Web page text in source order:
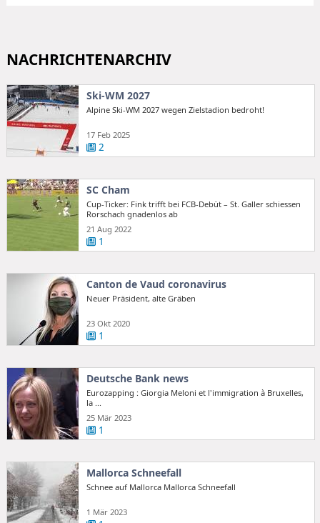
NACHRICHTENARCHIV
Ski-WM 2027
Alpine Ski-WM 2027 wegen Zielstadion bedroht!
17 Feb 2025
2
SC Cham
Cup-Ticker: Fink trifft bei FCB-Debüt – St. Galler schiessen
Rorschach gnadenlos ab
21 Aug 2022
1
Canton de Vaud coronavirus
Neuer Präsident, alte Gräben
23 Okt 2020
1
Deutsche Bank news
Eurozapping : Giorgia Meloni et l'immigration à Bruxelles,
la ...
25 Mär 2023
1
Mallorca Schneefall
Schnee auf Mallorca Mallorca Schneefall
1 Mär 2023